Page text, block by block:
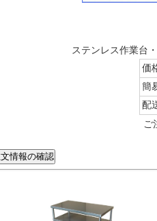
ステンレス作業台
価
簡
配
ご